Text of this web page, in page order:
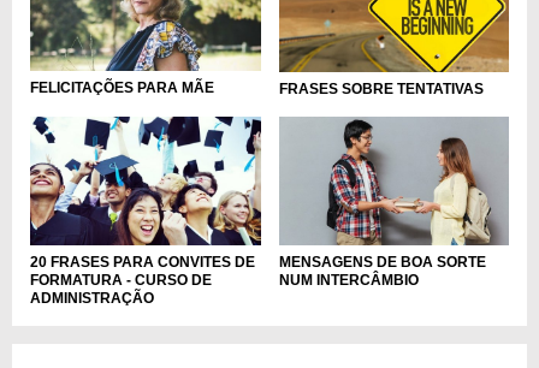
FELICITAÇÕES PARA MÃE FRASES SOBRE TENTATIVAS
20 FRASES PARA CONVITES DE
FORMATURA - CURSO DE
ADMINISTRAÇÃO
MENSAGENS DE BOA SORTE
NUM INTERCÂMBIO